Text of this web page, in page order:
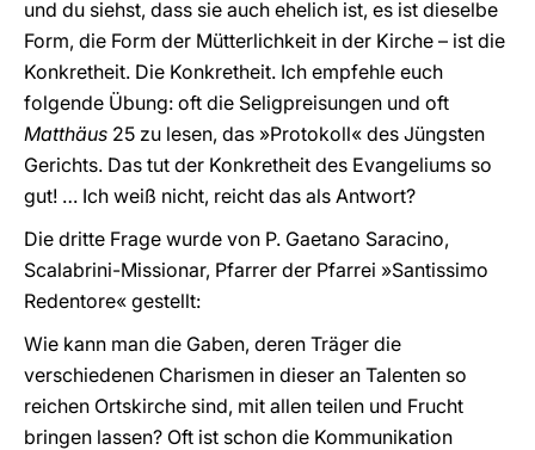
und du siehst, dass sie auch ehelich ist, es ist dieselbe
Form, die Form der Mütterlichkeit in der Kirche – ist die
Konkretheit. Die Konkretheit. Ich empfehle euch
folgende Übung: oft die Seligpreisungen und oft
Matthäus 25 zu lesen, das »Protokoll« des Jüngsten
Gerichts. Das tut der Konkretheit des Evangeliums so
gut! … Ich weiß nicht, reicht das als Antwort?
Die dritte Frage wurde von P. Gaetano Saracino,
Scalabrini-Missionar, Pfarrer der Pfarrei »Santissimo
Redentore« gestellt:
Wie kann man die Gaben, deren Träger die
verschiedenen Charismen in dieser an Talenten so
reichen Ortskirche sind, mit allen teilen und Frucht
bringen lassen? Oft ist schon die Kommunikation